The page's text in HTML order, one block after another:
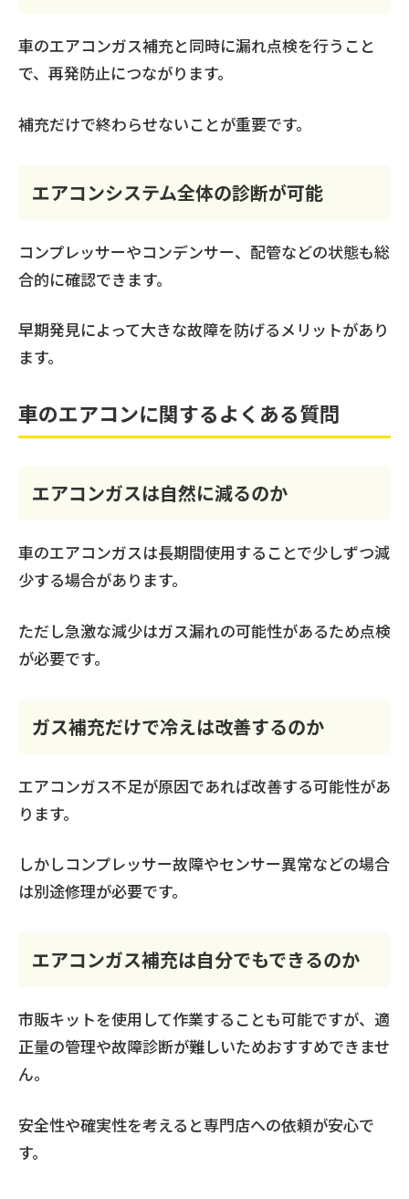
車のエアコンガス補充と同時に漏れ点検を行うこと
で、再発防止につながります。
補充だけで終わらせないことが重要です。
エアコンシステム全体の診断が可能
コンプレッサーやコンデンサー、配管などの状態も総
合的に確認できます。
早期発見によって大きな故障を防げるメリットがあり
ます。
車のエアコンに関するよくある質問
エアコンガスは自然に減るのか
車のエアコンガスは長期間使用することで少しずつ減
少する場合があります。
ただし急激な減少はガス漏れの可能性があるため点検
が必要です。
ガス補充だけで冷えは改善するのか
エアコンガス不足が原因であれば改善する可能性があ
ります。
しかしコンプレッサー故障やセンサー異常などの場合
は別途修理が必要です。
エアコンガス補充は自分でもできるのか
市販キットを使用して作業することも可能ですが、適
正量の管理や故障診断が難しいためおすすめできませ
ん。
安全性や確実性を考えると専門店への依頼が安心で
す。